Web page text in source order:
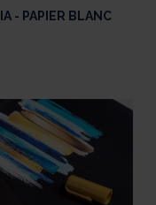
- PAPIER BLANC